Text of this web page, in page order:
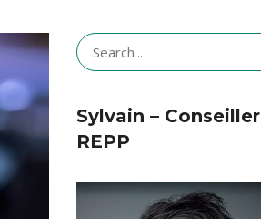
Search
for:
Sylvain – Conseiller
REPP